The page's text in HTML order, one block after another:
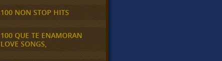
100 NON STOP HITS
100 QUE TE ENAMORAN
LOVE SONGS,